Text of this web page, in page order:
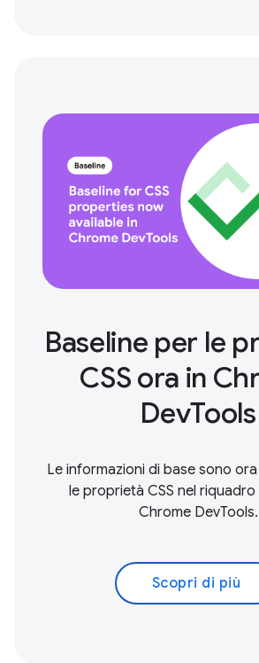
Baseline per le
CSS ora in
DevTools
Le informazioni di base sono
le proprietà CSS nel riquadro
Chrome DevTools.
Scopri di più